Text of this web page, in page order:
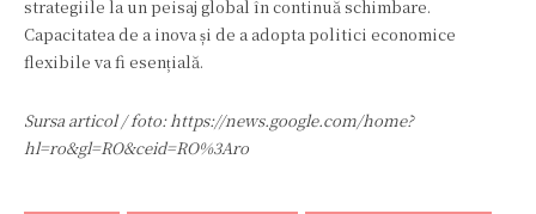
strategiile la un peisaj global în continuă schimbare.
Capacitatea de a inova și de a adopta politici economice
flexibile va fi esențială.
Sursa articol / foto: https://news.google.com/home?
hl=ro&gl=RO&ceid=RO%3Aro